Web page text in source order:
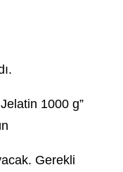
1000 g”
Gerekli